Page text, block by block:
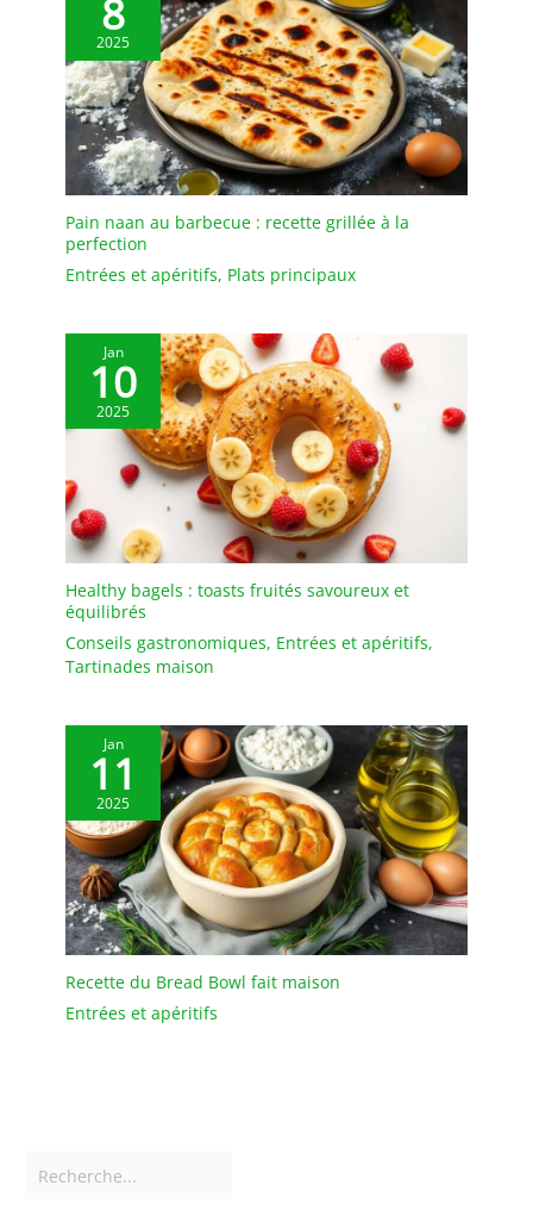
pailles sont fabriquées
en fibre de bambou. Vous
pouvez être sûr d'utiliser
et jeter nos pailles car
elles sont 100 %
biodégradables et
certains produits ont une
faible odeur de bambou
vert. Durable : les pailles
en fibre de bambou
heures dans les boissons
ne se déchirent pas ou
ne s'écaillent pas lorsque
vous buvez et sont
pratiques pour un usage
quotidien et tous les
événements tout au long
de la journée.
8
2025
Pain naan au barbecue : recette grillée à la
perfection
Entrées et apéritifs, Plats principaux
Jan
10
2025
Healthy bagels : toasts fruités savoureux et
équilibrés
Conseils gastronomiques, Entrées et apéritifs,
Tartinades maison
Jan
11
2025
Recette du Bread Bowl fait maison
Entrées et apéritifs